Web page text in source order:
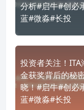
分析#启牛#创必
蓝#微淼#长投
投资者关注！ITA
金获奖背后的秘
晓！#启牛#创必
蓝#微淼#长投